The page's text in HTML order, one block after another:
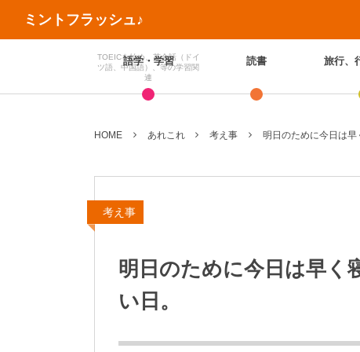
ミントフラッシュ♪
語学・学習
TOEICを始め、英会話（ドイ
ツ語、中国語）、等の学習関
連
読書 旅行、
HOME あれこれ 考え事 明日のために今日は早
考え事
明日のために今日は早く
い日。